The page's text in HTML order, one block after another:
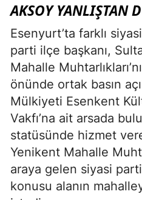
AKSOY YANLIŞTAN
Esenyurt’ta farklı
parti ilçe başkanı,
Mahalle
önünde ortak basın
Mülkiyeti Esenkent
Vakfı’na ait arsada
statüsünde hizmet
Yenikent Mahalle
araya gelen siyasi
konusu alanın